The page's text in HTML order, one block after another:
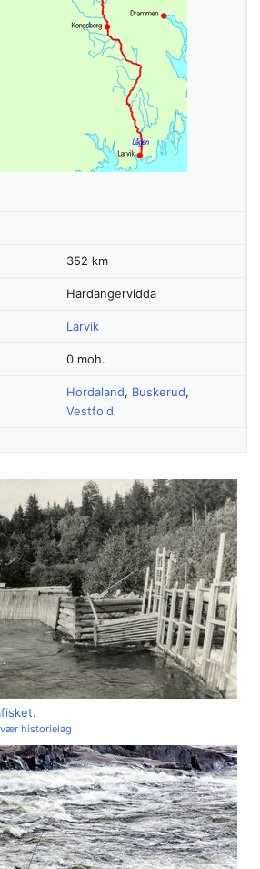
352 km
Hardangervidda
Larvik
0 moh.
Hordaland, Buskerud,
Vestfold
.
historielag